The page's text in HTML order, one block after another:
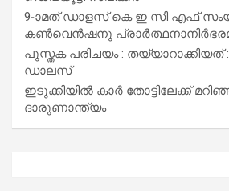
9-ാമത് ഡാളസ് കെ ഇ സി എഫ്
കൺവെൻഷനു
പുസ്തക പരിചയം : തയ്യാറാക്കിയത് :
ഡാലസ്
ഇടുക്കിയിൽ കാർ തോട്ടിലേക്ക്
ദാരുണാന്ത്യം